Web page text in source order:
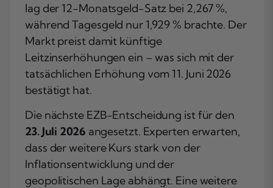
lag der 12-Monatsgeld-Satz bei 2,267 %,
während Tagesgeld nur 1,929 % brachte. Der
Markt preist damit künftige
Leitzinserhöhungen ein – was sich mit der
tatsächlichen Erhöhung vom 11. Juni 2026
bestätigt hat.
Die nächste EZB-Entscheidung ist für den
23. Juli 2026 angesetzt. Experten erwarten,
dass der weitere Kurs stark von der
Inflationsentwicklung und der
geopolitischen Lage abhängt. Eine weitere